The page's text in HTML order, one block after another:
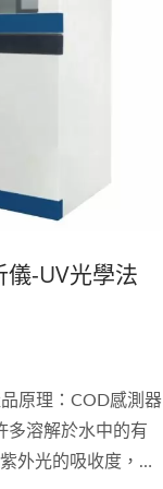
儀-UV光學法
原理：COD感測器
多溶解於水中的有
外光的吸收度，可